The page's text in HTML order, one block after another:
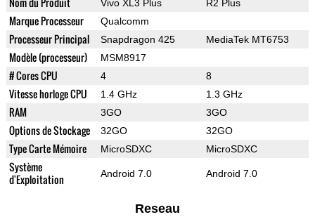
Vivo XL3 Plus R2 Plus
Marque Processeur Qualcomm
Processeur Principal Snapdragon 425 MediaTek MT6753
Modèle (processeur) MSM8917
# Cores CPU 4 8
Vitesse horloge CPU 1.4 GHz 1.3 GHz
RAM 3GO 3GO
Options de Stockage 32GO 32GO
Type Carte Mémoire MicroSDXC MicroSDXC
Système
d'Exploitation
Android 7.0 Android 7.0
Reseau